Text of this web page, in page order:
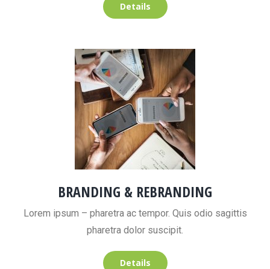
Details
BRANDING & REBRANDING
Lorem ipsum – pharetra ac tempor. Quis odio sagittis
pharetra dolor suscipit.
Details